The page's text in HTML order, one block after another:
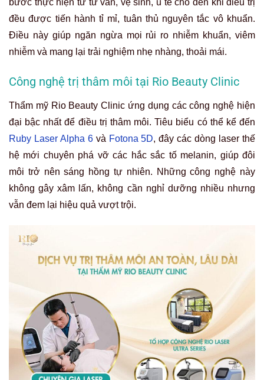
đều được tiến hành tỉ mỉ, tuân thủ nguyên tắc vô khuẩn.
Điều này giúp ngăn ngừa mọi rủi ro nhiễm khuẩn, viêm
nhiễm và mang lại trải nghiệm nhẹ nhàng, thoải mái.
Công nghệ trị thâm môi tại Rio Beauty Clinic
Thẩm mỹ Rio Beauty Clinic ứng dụng các công nghệ hiện
đại bậc nhất để điều trị thâm môi. Tiêu biểu có thể kể đến
Ruby Laser Alpha 6và Fotona 5D, đây các dòng laser thế
hệ mới chuyên phá vỡ các hắc sắc tố melanin, giúp đôi
môi trở nên sáng hồng tự nhiên. Những công nghệ này
không gây xâm lấn, không cần nghỉ dưỡng nhiều nhưng
vẫn đem lại hiệu quả vượt trội.